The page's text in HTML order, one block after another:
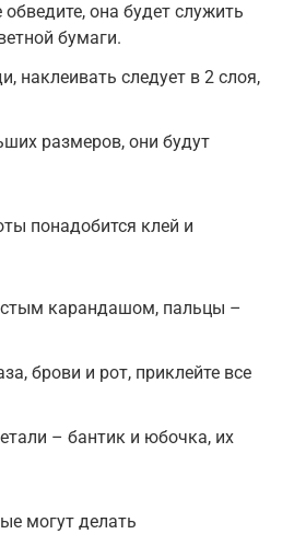
она будет служить
бумаги.
наклеивать следует в 2 слоя,
размеров, они будут
понадобится клей и
карандашом, пальцы –
брови и рот, приклейте все
– бантик и юбочка, их
могут делать